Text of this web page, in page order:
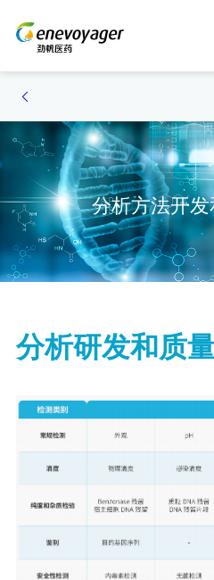
分析方法开
分析研发和质